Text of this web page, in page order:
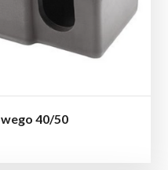
40/50